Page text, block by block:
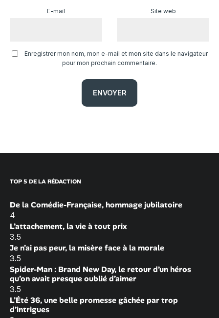
E-mail Site web
Enregistrer mon nom, mon e-mail et mon site dans le navigateur
pour mon prochain commentaire.
TOP 5 DE LA RÉDACTION
De la Comédie-Française, hommage jubilatoire
4
L’attachement, la vie à tout prix
3.5
Je n’ai pas peur, la misère face à la morale
3.5
Spider-Man : Brand New Day, le retour d’un héros
qu’on avait presque oublié d’aimer
3.5
L’Été 36, une belle promesse gâchée par trop
d’intrigues